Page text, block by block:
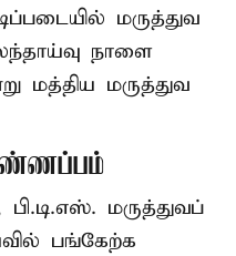
மருத்துவ
நாளை
மத்திய மருத்துவ
மருத்துவப்
பங்கேற்க